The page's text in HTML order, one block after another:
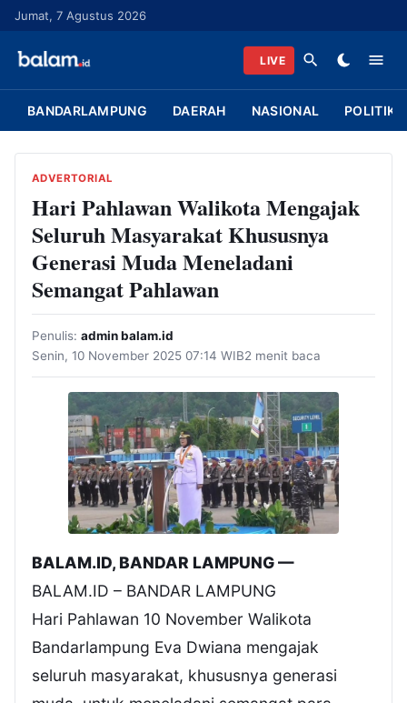
u
Jumat, 7 Agustus 2026
LIVE
BANDARLAMPUNG DAERAH NASIONAL POLITIK
ADVERTORIAL
Hari Pahlawan Walikota Mengajak
Seluruh Masyarakat Khususnya
Generasi Muda Meneladani
Semangat Pahlawan
Penulis: admin balam.id
Senin, 10 November 2025 07:14 WIB2 menit baca
BALAM.ID, BANDAR LAMPUNG —
BALAM.ID – BANDAR LAMPUNG
Hari Pahlawan 10 November Walikota
Bandarlampung Eva Dwiana mengajak
seluruh masyarakat, khususnya generasi